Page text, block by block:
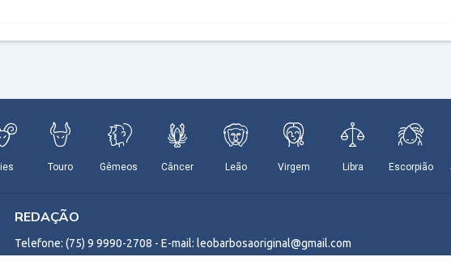
REDAÇÃO
Telefone: (75) 9 9990-2708 - E-mail: leobarbosaoriginal@gmail.com